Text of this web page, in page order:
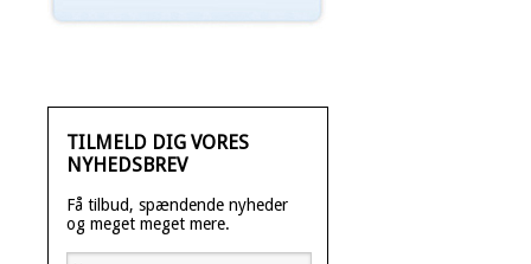
TILMELD DIG VORES
NYHEDSBREV
Få tilbud, spændende nyheder
og meget meget mere.